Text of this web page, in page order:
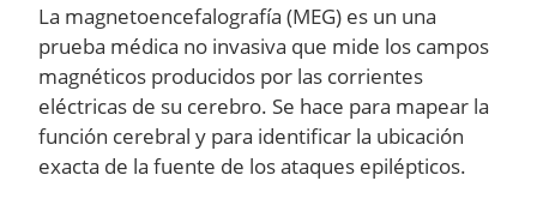
La magnetoencefalografía (MEG) es un una
prueba médica no invasiva que mide los campos
magnéticos producidos por las corrientes
eléctricas de su cerebro. Se hace para mapear la
función cerebral y para identificar la ubicación
exacta de la fuente de los ataques epilépticos.